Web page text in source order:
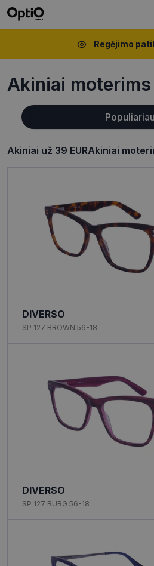
Regėjimo
Akiniai moterims
Akiniai už 39 EURAkiniai
DIVERSO
SP 127 BROWN 56-18
DIVERSO
SP 127 BURG 56-18